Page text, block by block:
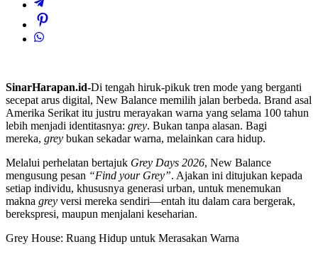
SinarHarapan.id-Di tengah hiruk-pikuk tren mode yang berganti
secepat arus digital, New Balance memilih jalan berbeda. Brand asal
Amerika Serikat itu justru merayakan warna yang selama 100 tahun
lebih menjadi identitasnya: grey. Bukan tanpa alasan. Bagi
mereka, grey bukan sekadar warna, melainkan cara hidup.
Melalui perhelatan bertajuk Grey Days 2026, New Balance
mengusung pesan “Find your Grey”. Ajakan ini ditujukan kepada
setiap individu, khususnya generasi urban, untuk menemukan
makna grey versi mereka sendiri—entah itu dalam cara bergerak,
berekspresi, maupun menjalani keseharian.
Grey House: Ruang Hidup untuk Merasakan Warna